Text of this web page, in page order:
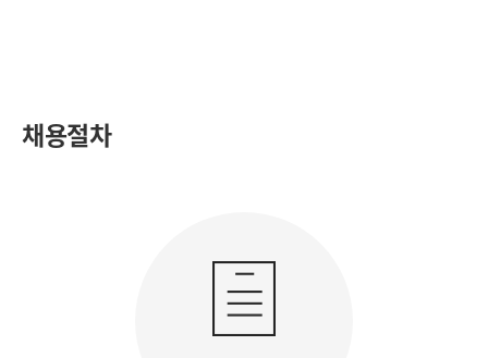
채용절차